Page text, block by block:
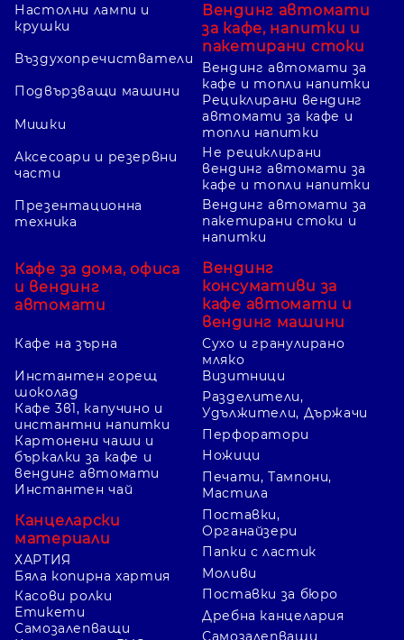
Настолни лампи и
крушки
Въздухопречистватели
Подвързващи машини
Мишки
Аксесоари и резервни
части
Презентационна
техника
Кафе за дома, офиса
и вендинг
автомати
Кафе на зърна
Вендинг автомати
за кафе, напитки и
пакетирани стоки
Вендинг автомати за
кафе и топли напитки
Рециклирани вендинг
автомати за кафе и
топли напитки
Не рециклирани
вендинг автомати за
кафе и топли напитки
Вендинг автомати за
пакетирани стоки и
напитки
Вендинг
консумативи за
кафе автомати и
вендинг машини
Сухо и гранулирано
мляко
Инстантен горещ
шоколад
Кафе 3в1, капучино и
инстантни напитки
Картонени чаши и
бъркалки за кафе и
вендинг автомати
Инстантен чай
Канцеларски
материали
ХАРТИЯ
Бяла копирна хартия
Касови ролки
Етикети
Самозалепващи
Визитници
Разделители,
Удължители, Държачи
Перфоратори
Ножици
Печати, Тампони,
Мастила
Поставки,
Органайзери
Папки с ластик
Моливи
Поставки за бюро
Дребна канцелария
Самозалепващи